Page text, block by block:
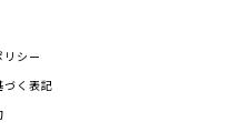
リシー
づく表記